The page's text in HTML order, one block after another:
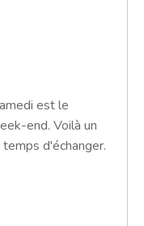
est le
end. Voilà un
d'échanger.